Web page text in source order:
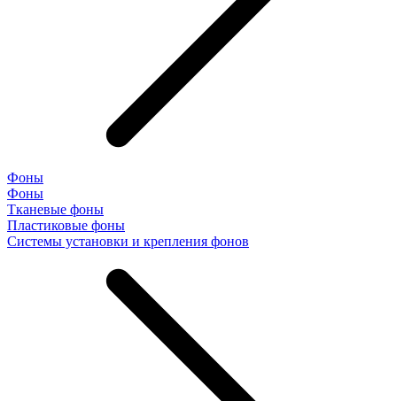
Фоны
Фоны
Тканевые фоны
Пластиковые фоны
Системы установки и крепления фонов